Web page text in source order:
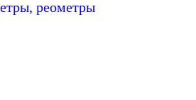
реометры